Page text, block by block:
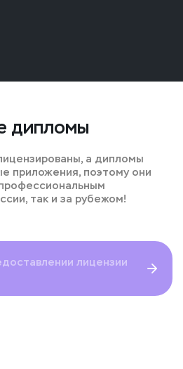
дипломы
а дипломы
приложения, поэтому они
так и за рубежом!
лицензии